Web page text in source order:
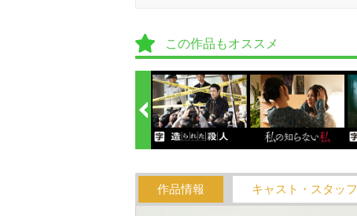
この作品もオススメ
作品情報 キャスト・スタッフ